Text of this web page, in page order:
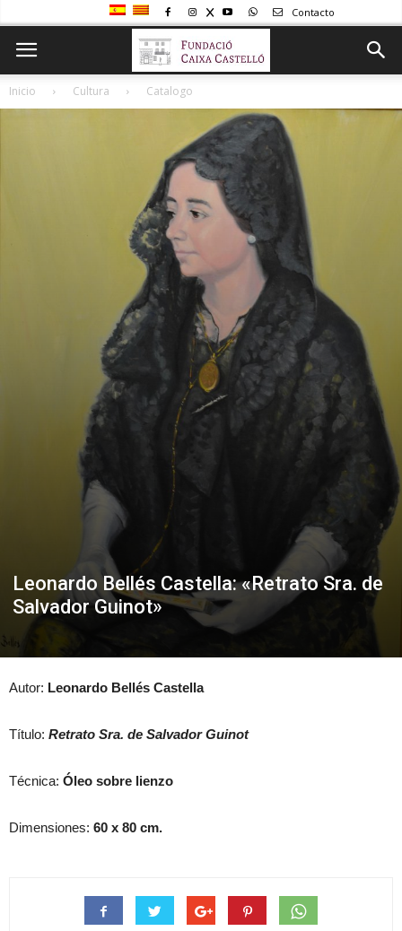
Contacto
Inicio Cultura Catalogo
Leonardo Bellés Castella: «Retrato Sra. de
Salvador Guinot»
Autor: Leonardo Bellés Castella
Título: Retrato Sra. de Salvador Guinot
Técnica: Óleo sobre lienzo
Dimensiones: 60 x 80 cm.